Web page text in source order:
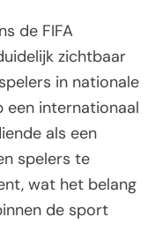
de FIFA
zichtbaar
in nationale
een internationaal
als een
spelers te
wat het belang
de sport